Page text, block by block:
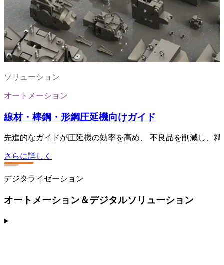
ソリューション
オートメーション
線材・棒鋼・形鋼圧延機向けガイド
先進的なガイドが圧延機の効率を高め、 不良品を削減し、
さらに詳しく
デジタライゼーション
オートメーション＆デジタルソリューション